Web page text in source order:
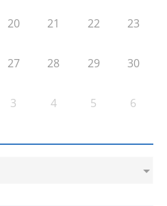
20 21 22 23
27 28 29 30
3 4 5 6